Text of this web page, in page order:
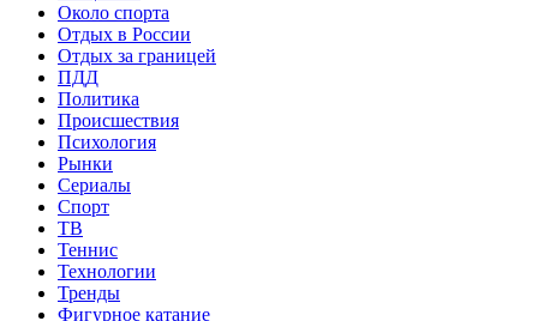
Около спорта
Отдых в России
Отдых за границей
ПДД
Политика
Происшествия
Психология
Рынки
Сериалы
Спорт
ТВ
Теннис
Технологии
Тренды
Фигурное катание